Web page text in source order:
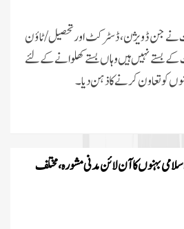
نے جن ڈویژن،ڈسٹرکٹ اور تحصیل/ٹاؤن
بستے نہیں ہیں وہاں بستے کھلوانے کے لئے
کو تعاون کرنے کا ذہن دیا۔
بہنوں کا آن لائن مدنی مشورہ، مختلف